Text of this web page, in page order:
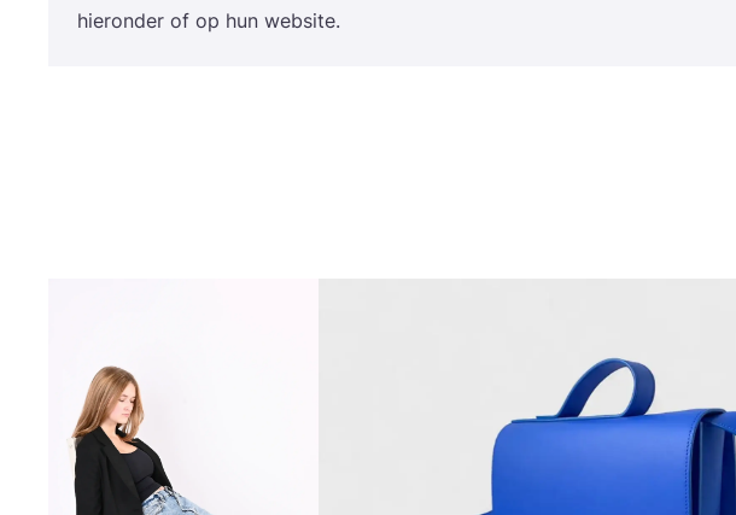
hier­on­der of op hun website.